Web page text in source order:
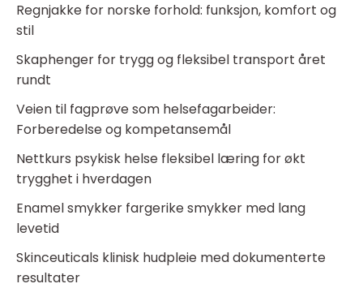
Regnjakke for norske forhold: funksjon, komfort og
stil
Skaphenger for trygg og fleksibel transport året
rundt
Veien til fagprøve som helsefagarbeider:
Forberedelse og kompetansemål
Nettkurs psykisk helse fleksibel læring for økt
trygghet i hverdagen
Enamel smykker fargerike smykker med lang
levetid
Skinceuticals klinisk hudpleie med dokumenterte
resultater